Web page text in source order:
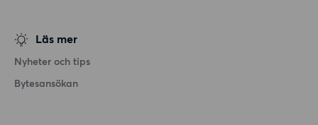
Läs mer
Nyheter och tips
Bytesansökan